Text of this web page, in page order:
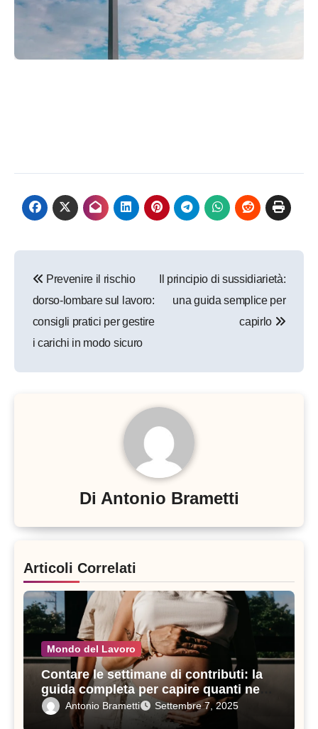
articoli
Prevenire il rischio
dorso-lombare sul lavoro:
consigli pratici per gestire
i carichi in modo sicuro
Il principio di sussidiarietà:
una guida semplice per
capirlo
Di Antonio Brametti
Articoli Correlati
Mondo del Lavoro
Contare le settimane di contributi: la
guida completa per capire quanti ne
servono in un anno
Antonio Brametti Settembre 7, 2025